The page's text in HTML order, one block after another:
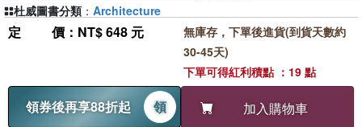
定價 ：NT$ 648 元
領券後再享88折起 領 加入購物車
無庫存，下單後進貨(到貨天數約
30-45天)
下單可得紅利積點 ：19 點
杜威圖書分類 ： Architecture